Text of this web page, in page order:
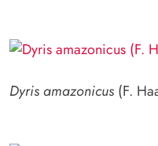
Dyris amazonicus (F.